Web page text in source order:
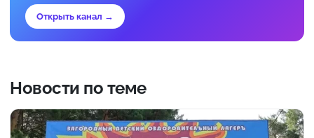
Открыть канал →
Новости по теме